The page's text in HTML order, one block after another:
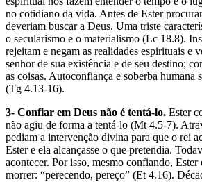
no cotidiano da vida. Antes de Ester
deveriam buscar a Deus. Uma triste
o secularismo e o materialismo (Lc 18.8).
rejeitam e negam as realidades espirituais e
senhor de sua existência e de seu destino;
as coisas. Autoconfiança e soberba humana
(Tg 4.13-16).
3- Confiar em Deus não é tentá-lo. Ester
não agiu de forma a tentá-lo (Mt 4.5-7).
pediam a intervenção divina para que o rei
Ester e ela alcançasse o que pretendia.
acontecer. Por isso, mesmo confiando, Ester
morrer: “perecendo, pereço” (Et 4.16).